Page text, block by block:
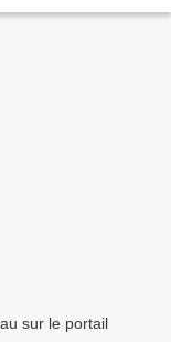
sur le portail